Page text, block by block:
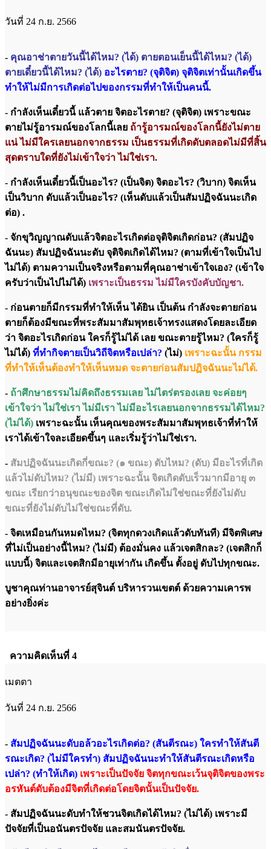
วันที่ 24 ก.ย. 2566
- คุณอาช่าตายวันนี้ได้ไหม? (ได้) ตายตอนเย็นนี้ได้ไหม? (ได้)
ตายเดี๋ยวนี้ได้ไหม? (ได้) อะไรตาย? (จุติจิต) จุติจิตเท่านั้นเกิดขึ้น
ทำให้ไม่มีการเกิดต่อไปของกรรมที่ทำให้เป็นคนนี้.
- กำลังเห็นเดี๋ยวนี้ แล้วตาย จิตอะไรตาย? (จุติจิต) เพราะขณะ
ตายไม่รู้อารมณ์ของโลกนี้เลย ถ้ารู้อารมณ์ของโลกนี้ยังไม่ตาย
แน่ ไม่มีใครเลยนอกจากธรรม เป็นธรรมที่เกิดดับตลอดไม่มีที่สิ้น
สุดตราบใดที่ยังไม่เข้าใจว่า ไม่ใช่เรา.
- กำลังเห็นเดี๋ยวนี้เป็นอะไร? (เป็นจิต) จิตอะไร? (วิบาก) จิตเห็น
เป็นวิบาก ดับแล้วเป็นอะไร? (เห็นดับแล้วเป็นสัมปฏิจฉันนะเกิด
ต่อ) .
- จักขุวิญญาณดับแล้วจิตอะไรเกิดต่อจุติจิตเกิดก่อน? (สัมปฏิจ
ฉันนะ) สัมปฏิจฉันนะดับ จุติจิตเกิดได้ไหม? (ตามที่เข้าใจเป็นไป
ไม่ได้) ตามความเป็นจริงหรือตามที่คุณอาช่าเข้าใจเอง? (เข้าใจ
ครับว่าเป็นไปไม่ได้) เพราะเป็นธรรม ไม่มีใครบังคับบัญชา.
- ก่อนตายก็มีกรรมที่ทำให้เห็น ได้ยิน เป็นต้น กำลังจะตายก่อน
ตายก็ต้องมีขณะที่พระสัมมาสัมพุทธเจ้าทรงแสดงโดยละเอียด
ว่า จิตอะไรเกิดก่อน ใครก็รู้ไม่ได้ เลย ขณะตายรู้ไหม? (ใครก็รู้
ไม่ได้) ที่ทำกิจตายเป็นวิถีจิตหรือเปล่า? (ไม่) เพราะฉะนั้น กรรม
ที่ทำให้เห็นต้องทำให้เห็นหมด จะตายก่อนสัมปฏิจฉันนะไม่ได้.
- ถ้าศึกษาธรรมไม่คิดถึงธรรมเลย ไม่ไตร่ตรองเลย จะค่อยๆ
เข้าใจว่า ไม่ใช่เรา ไม่มีเรา ไม่มีอะไรเลยนอกจากธรรมได้ไหม?
(ไม่ได้) เพราะฉะนั้น เห็นคุณของพระสัมมาสัมพุทธเจ้าที่ทำให้
เราได้เข้าใจละเอียดขึ้นๆ และเริ่มรู้ว่าไม่ใช่เรา.
- สัมปฏิจฉันนะเกิดกี่ขณะ? (๑ ขณะ) ดับไหม? (ดับ) มีอะไรที่เกิด
แล้วไม่ดับไหม? (ไม่มี) เพราะฉะนั้น จิตเกิดดับเร็วมากมีอายุ ๓
ขณะ เรียกว่าอนุขณะของจิต ขณะเกิดไม่ใช่ขณะที่ยังไม่ดับ
ขณะที่ยังไม่ดับไม่ใช่ขณะที่ดับ.
- จิตเหมือนกันหมดไหม? (จิตทุกดวงเกิดแล้วดับทันที) มีจิตพิเศษ
ที่ไม่เป็นอย่างนี้ไหม? (ไม่มี) ต้องมั่นคง แล้วเจตสิกละ? (เจตสิกก็
แบบนี้) จิตและเจตสิกมีอายุเท่ากัน เกิดขึ้น ตั้งอยู่ ดับไปทุกขณะ.
บูชาคุณท่านอาจารย์สุจินต์ บริหารวนเขตต์ ด้วยความเคารพ
อย่างยิ่งค่ะ
ความคิดเห็นที่ 4
เมตตา
วันที่ 24 ก.ย. 2566
- สัมปฏิจฉันนะดับอล้วอะไรเกิดต่อ? (สันตีรณะ) ใครทำให้สันตี
รณะเกิด? (ไม่มีใครทำ) สัมปฏิจฉันนะทำให้สันตีรณะเกิดหรือ
เปล่า? (ทำให้เกิด) เพราะเป็นปัจจัย จิตทุกขณะเว้นจุติจิตของพระ
อรหันต์ดับต้องมีจิตที่เกิดต่อโดยจิตนั้นเป็นปัจจัย.
- สัมปฏิจฉันนะดับทำให้ชวนจิตเกิดได้ไหม? (ไม่ได้) เพราะมี
ปัจจัยที่เป็นอนันตรปัจจัย และสมนันตรปัจจัย.